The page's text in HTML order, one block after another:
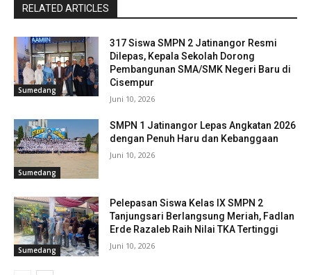
RELATED ARTICLES
Sumedang
317 Siswa SMPN 2 Jatinangor Resmi
Dilepas, Kepala Sekolah Dorong
Pembangunan SMA/SMK Negeri Baru di
Cisempur
Juni 10, 2026
Sumedang
SMPN 1 Jatinangor Lepas Angkatan 2026
dengan Penuh Haru dan Kebanggaan
Juni 10, 2026
Sumedang
Pelepasan Siswa Kelas IX SMPN 2
Tanjungsari Berlangsung Meriah, Fadlan
Erde Razaleb Raih Nilai TKA Tertinggi
Juni 10, 2026